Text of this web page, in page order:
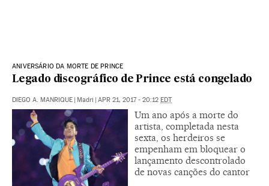
ANIVERSÁRIO DA MORTE DE PRINCE
Legado discográfico de Prince está congelado
DIEGO A. MANRIQUE | Madri | APR 21, 2017 - 20:12 EDT
Um ano após a morte do
artista, completada nesta
sexta, os herdeiros se
empenham em bloquear o
lançamento descontrolado
de novas canções do cantor